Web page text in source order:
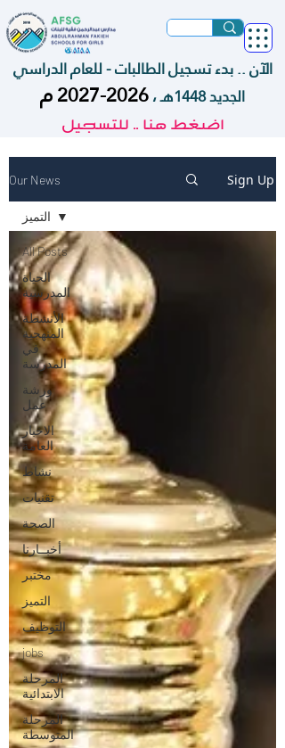
الآن .. بدء تسجيل الطالبات - للعام الدراسي
الجديد 1448هـ ،
2026-2027 م
اضغط هنا .. للتسجيل
Our News Sign Up
All Posts
الحياة
المدرسية
الأنشطة
المنهجية
في
المدرسة
ورشة
عمل
الاخبار
العامة
نشاط
تقنيات
الصحة
أخبــارنا
مختبر
التميز
التوظيف
jobs
المرحلة
الابتدائية
المرحلة
المتوسطة
التميز